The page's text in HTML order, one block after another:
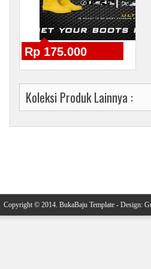
Rp 175.000
Koleksi Produk Lainnya :
Copyright © 2014. BukaBaju Template - Design: